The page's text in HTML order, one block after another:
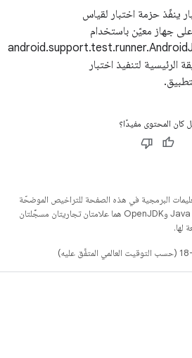
ينفّذ حزمة اختبار لقياس
جهاز معيّن باستخدام
الرئيسية لتنفيذ اختبار
كان المحتوى مفيدًا؟
البرمجية في هذه الصفحة للتراخيص الموضحّة
. إنّ Java وOpenJDK هما علامتان تجاريتان مسجَّلتان